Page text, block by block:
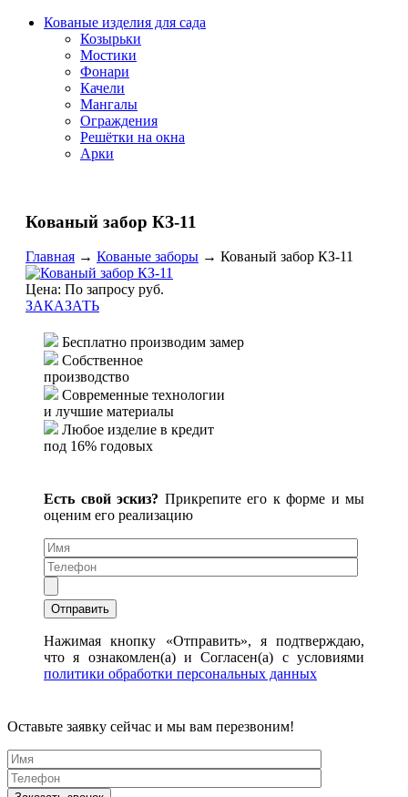
Кованые изделия для сада
Козырьки
Мостики
Фонари
Качели
Мангалы
Ограждения
Решётки на окна
Арки
Кованый забор КЗ-11
Главная → Кованые заборы → Кованый забор КЗ-11
Цена: По запросу руб.
ЗАКАЗАТЬ
Бесплатно производим замер
Собственное
производство
Современные технологии
и лучшие материалы
Любое изделие в кредит
под 16% годовых
Есть свой эскиз? Прикрепите его к форме и мы
оценим его реализацию
Нажимая кнопку «Отправить», я подтверждаю,
что я ознакомлен(а) и Согласен(а) с условиями
политики обработки персональных данных
Оставьте заявку сейчас и мы вам перезвоним!